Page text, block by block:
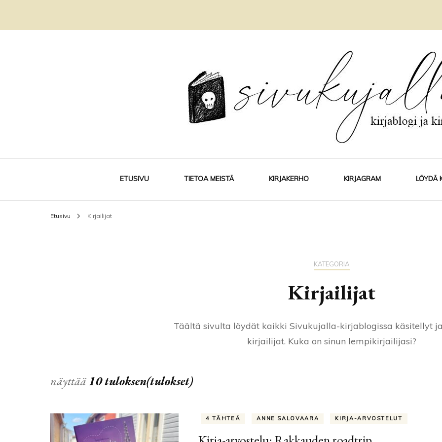
Sivukujalla
ETUSIVU TIETOA MEISTÄ KIRJAKERHO KIRJAGRAM LÖYDÄ
Etusivu Kirjailijat
KATEGORIA
Kirjailijat
Täältä sivulta löydät kaikki Sivukujalla-kirjablogissa käsitellyt
kirjailijat. Kuka on sinun lempikirjailijasi?
näyttää10 tuloksen(tulokset)
4 TÄHTEÄ ANNE SALOVAARA KIRJA-ARVOSTELUT